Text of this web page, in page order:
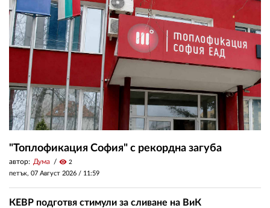
"Топлофикация София" с рекордна загуба
автор: Дума visibility 2
петък, 07 Август 2026 / 11:59
КЕВР подготвя стимули за сливане на ВиК